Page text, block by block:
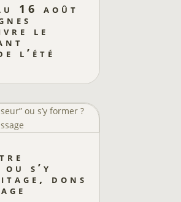
16 août
le
l’été
s’y
dons